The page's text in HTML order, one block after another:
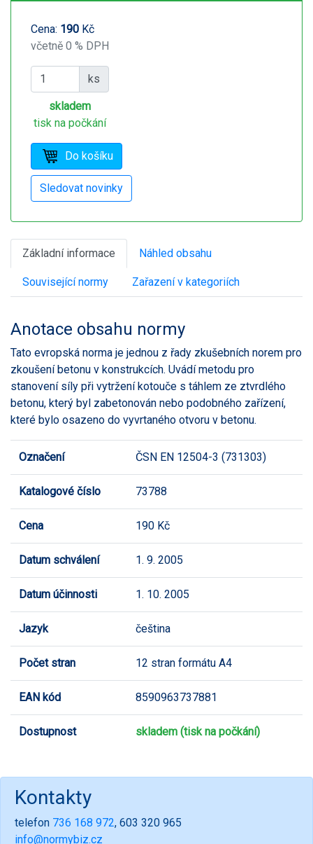
Cena: 190 Kč
včetně 0 % DPH
ks
skladem
tisk na počkání
Základní informace Náhled obsahu
Související normy Zařazení v kategoriích
Anotace obsahu normy
Tato evropská norma je jednou z řady zkušebních norem pro
zkoušení betonu v konstrukcích. Uvádí metodu pro
stanovení síly při vytržení kotouče s táhlem ze ztvrdlého
betonu, který byl zabetonován nebo podobného zařízení,
které bylo osazeno do vyvrtaného otvoru v betonu.
Označení ČSN EN 12504-3 (731303)
Katalogové číslo 73788
Cena 190 Kč
Datum schválení 1. 9. 2005
Datum účinnosti 1. 10. 2005
Jazyk čeština
Počet stran 12 stran formátu A4
EAN kód 8590963737881
Dostupnost skladem (tisk na počkání)
Kontakty
telefon 736 168 972, 603 320 965
info@normybiz.cz